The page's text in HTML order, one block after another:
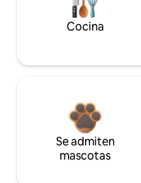
Cocina
Se admiten
mascotas